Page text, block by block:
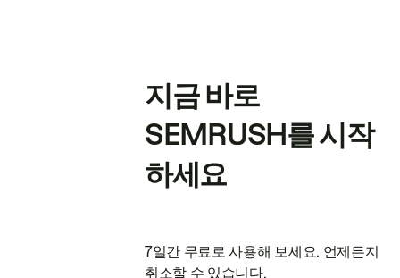
지금 바로
SEMRUSH를 시작
하세요
7일간 무료로 사용해 보세요. 언제든지
취소할 수 있습니다.